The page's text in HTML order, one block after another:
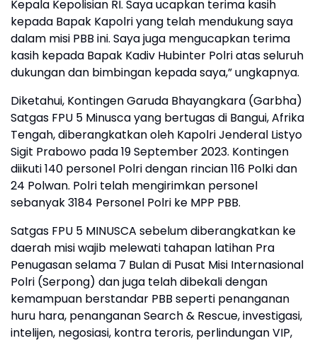
Kepala Kepolisian RI. Saya ucapkan terima kasih
kepada Bapak Kapolri yang telah mendukung saya
dalam misi PBB ini. Saya juga mengucapkan terima
kasih kepada Bapak Kadiv Hubinter Polri atas seluruh
dukungan dan bimbingan kepada saya,” ungkapnya.
Diketahui, Kontingen Garuda Bhayangkara (Garbha)
Satgas FPU 5 Minusca yang bertugas di Bangui, Afrika
Tengah, diberangkatkan oleh Kapolri Jenderal Listyo
Sigit Prabowo pada 19 September 2023. Kontingen
diikuti 140 personel Polri dengan rincian 116 Polki dan
24 Polwan. Polri telah mengirimkan personel
sebanyak 3184 Personel Polri ke MPP PBB.
Satgas FPU 5 MINUSCA sebelum diberangkatkan ke
daerah misi wajib melewati tahapan latihan Pra
Penugasan selama 7 Bulan di Pusat Misi Internasional
Polri (Serpong) dan juga telah dibekali dengan
kemampuan berstandar PBB seperti penanganan
huru hara, penanganan Search & Rescue, investigasi,
intelijen, negosiasi, kontra teroris, perlindungan VIP,